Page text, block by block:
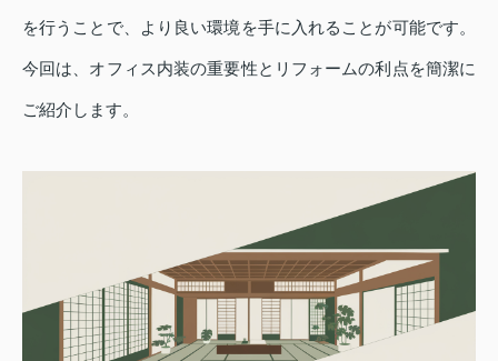
を行うことで、より良い環境を手に入れることが可能です。
今回は、オフィス内装の重要性とリフォームの利点を簡潔に
ご紹介します。